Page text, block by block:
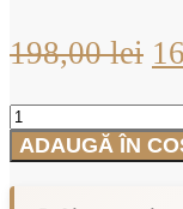
198,00lei
a
Cantitate
Pachet
5+1
ADAUGĂ ÎN